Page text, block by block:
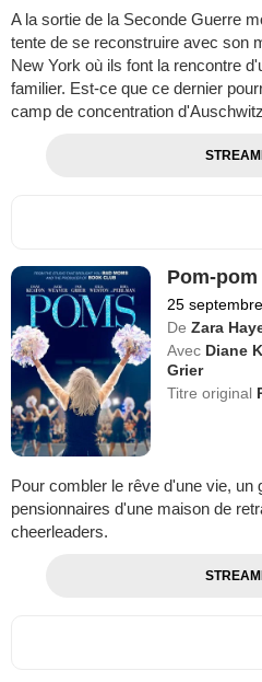
A la sortie de la Seconde Guerre
tente de se reconstruire avec son
New York où ils font la rencontre
familier. Est-ce que ce dernier
camp de concentration
Pom-
25
De Zara
Avec Diane
Grier
Titre original
Pour combler le rêve d'une vie, un
pensionnaires d'une maison de
cheerleaders.